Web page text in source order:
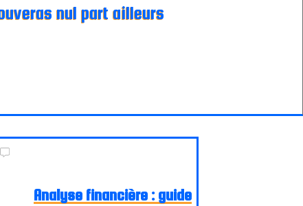
nul part ailleurs
Analyse financière : guide